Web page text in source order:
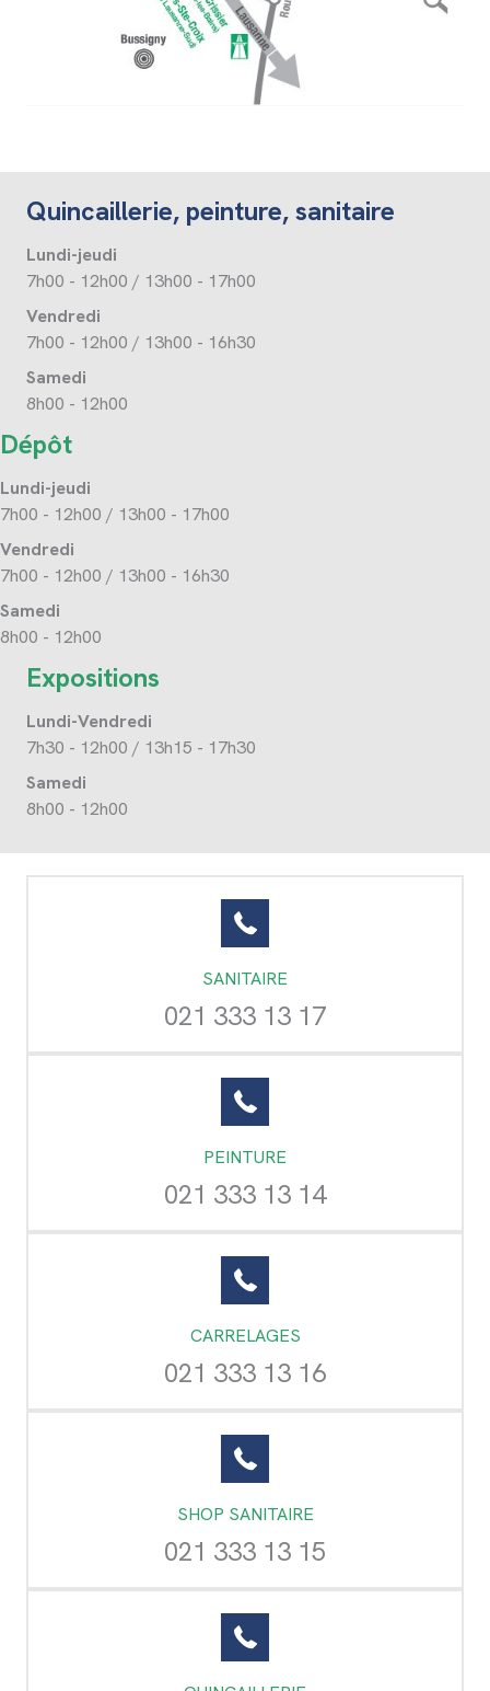
Quincaillerie, peinture, sanitaire
Lundi-jeudi
7h00 - 12h00 / 13h00 - 17h00
Vendredi
7h00 - 12h00 / 13h00 - 16h30
Samedi
8h00 - 12h00
Dépôt
Lundi-jeudi
7h00 - 12h00 / 13h00 - 17h00
Vendredi
7h00 - 12h00 / 13h00 - 16h30
Samedi
8h00 - 12h00
Expositions
Lundi-Vendredi
7h30 - 12h00 / 13h15 - 17h30
Samedi
8h00 - 12h00
SANITAIRE
021 333 13 17
PEINTURE
021 333 13 14
CARRELAGES
021 333 13 16
SHOP SANITAIRE
021 333 13 15